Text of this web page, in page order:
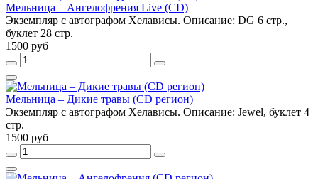
Мельница – Ангелофрения Live (CD)
Экземпляр с автографом Хелависы. Описание: DG 6 стр.,
буклет 28 стр.
1500 руб
Мельница – Дикие травы (CD регион)
Экземпляр с автографом Хелависы. Описание: Jewel, буклет 4
стр.
1500 руб